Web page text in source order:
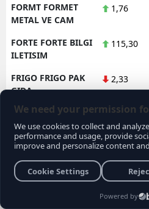
FORMT FORMET
METAL VE CAM
1,76
FORTE FORTE BILGI
ILETISIM
115,30
FRIGO FRIGO PAK
GIDA
2,33
FRMPL FORMUL
PLASTIK VE METAL
36,44
FROTO FORD
OTOSAN
77,50
FZLGY FUZUL
10,20